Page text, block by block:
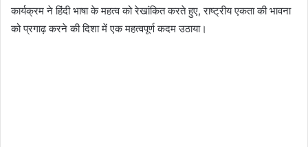
कार्यक्रम ने हिंदी भाषा के महत्व को रेखांकित करते हुए, राष्ट्रीय एकता की भावना
को प्रगाढ़ करने की दिशा में एक महत्वपूर्ण कदम उठाया।